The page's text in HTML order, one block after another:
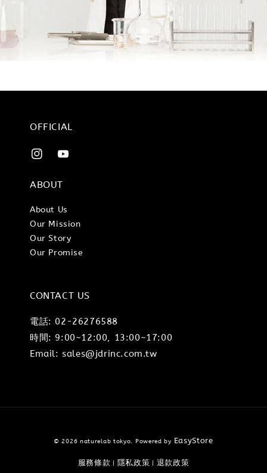
OFFICIAL
ABOUT
About Us
Our Mission
Our Story
Our Promise
CONTACT US
電話: 02-26276588
時間: 9:00~12:00, 13:00~17:00
Email: sales@jdrinc.com.tw
© 2026 naturelab tokyo. Powered by EasyStore
服務條款 隱私政策 退款政策